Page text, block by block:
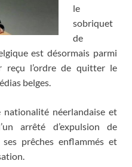
le
sobriquet
de
est désormais parmi
reçu l’ordre de quitter le
belges.
néerlandaise et
arrêté d’expulsion de
prêches enflammés et